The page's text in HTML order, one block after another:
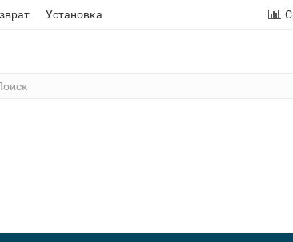
Установка